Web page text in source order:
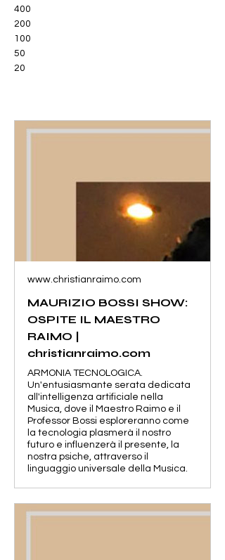
400
200
100
50
20
www.christianraimo.com
MAURIZIO BOSSI SHOW:
OSPITE IL MAESTRO
RAIMO |
christianraimo.com
ARMONIA TECNOLOGICA.
Un'entusiasmante serata dedicata
all'intelligenza artificiale nella
Musica, dove il Maestro Raimo e il
Professor Bossi esploreranno come
la tecnologia plasmerà il nostro
futuro e influenzerà il presente, la
nostra psiche, attraverso il
linguaggio universale della Musica.